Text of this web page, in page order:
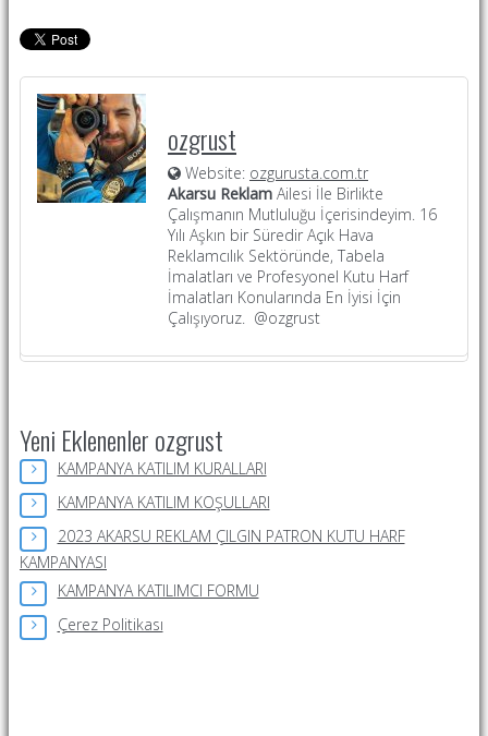
ozgrust
Website: ozgurusta.com.tr
Akarsu Reklam Ailesi İle Birlikte
Çalışmanın Mutluluğu İçerisindeyim. 16
Yılı Aşkın bir Süredir Açık Hava
Reklamcılık Sektöründe, Tabela
İmalatları ve Profesyonel Kutu Harf
İmalatları Konularında En İyisi İçin
Çalışıyoruz. @ozgrust
Yeni Eklenenler ozgrust
KAMPANYA KATILIM KURALLARI
KAMPANYA KATILIM KOŞULLARI
2023 AKARSU REKLAM ÇILGIN PATRON KUTU HARF
KAMPANYASI
KAMPANYA KATILIMCI FORMU
Çerez Politikası